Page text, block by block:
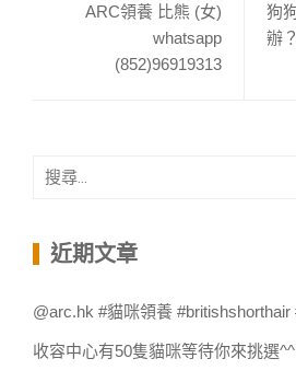
ARC領養 比熊 (女)
whatsapp
(852)96919313
狗
辦？
搜
鍵 近期文章
@arc.hk #貓咪領養
收容中心有50隻貓咪等待你來挑選^^